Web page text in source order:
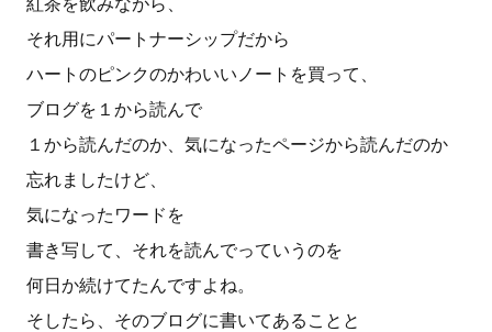
それ用にパートナーシップだから
ハートのピンクのかわいいノートを買って、
ブログを１から読んで
１から読んだのか、気になったページから読んだのか
忘れましたけど、
気になったワードを
書き写して、それを読んでっていうのを
何日か続けてたんですよね。
そしたら、そのブログに書いてあることと